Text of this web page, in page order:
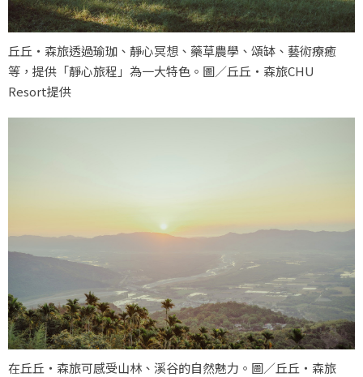
丘丘‧森旅透過瑜珈、靜心冥想、藥草農學、頌缽、藝術療癒
等，提供「靜心旅程」為一大特色。圖／丘丘‧森旅CHU
Resort提供
在丘丘‧森旅可感受山林、溪谷的自然魅力。圖／丘丘‧森旅